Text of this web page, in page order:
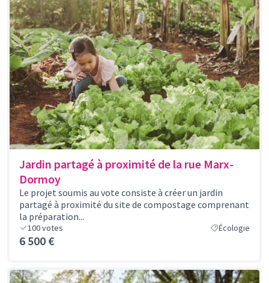
Jardin partagé à proximité de la rue Marx-
Dormoy
Le projet soumis au vote consiste à créer un jardin
partagé à proximité du site de compostage comprenant
la préparation...
100votes Écologie
6 500 €